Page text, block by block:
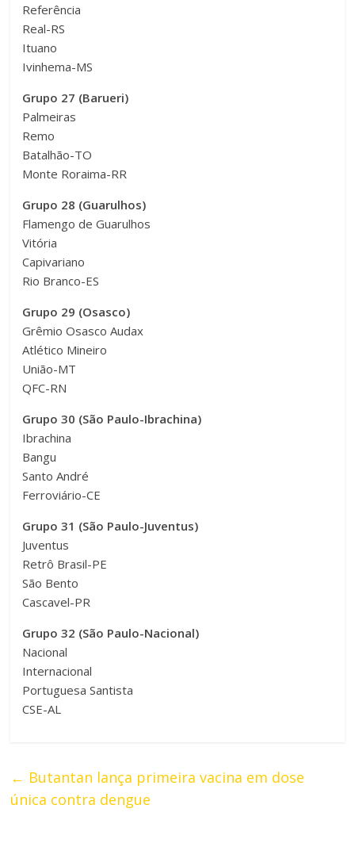
Referência
Real-RS
Ituano
Ivinhema-MS
Grupo 27 (Barueri)
Palmeiras
Remo
Batalhão-TO
Monte Roraima-RR
Grupo 28 (Guarulhos)
Flamengo de Guarulhos
Vitória
Capivariano
Rio Branco-ES
Grupo 29 (Osasco)
Grêmio Osasco Audax
Atlético Mineiro
União-MT
QFC-RN
Grupo 30 (São Paulo-Ibrachina)
Ibrachina
Bangu
Santo André
Ferroviário-CE
Grupo 31 (São Paulo-Juventus)
Juventus
Retrô Brasil-PE
São Bento
Cascavel-PR
Grupo 32 (São Paulo-Nacional)
Nacional
Internacional
Portuguesa Santista
CSE-AL
← Butantan lança primeira vacina em dose
única contra dengue